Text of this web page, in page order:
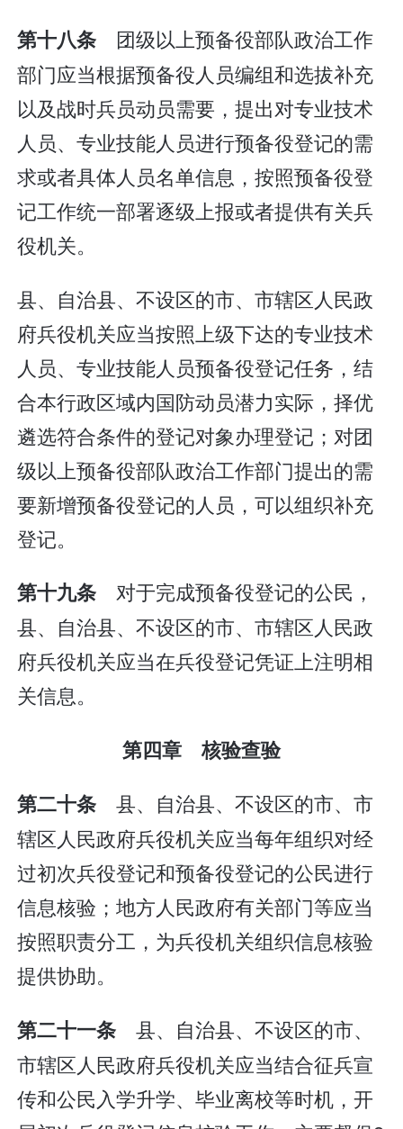
第十八条 团级以上预备役部队政治工作
部门应当根据预备役人员编组和选拔补充
以及战时兵员动员需要，提出对专业技术
人员、专业技能人员进行预备役登记的需
求或者具体人员名单信息，按照预备役登
记工作统一部署逐级上报或者提供有关兵
役机关。
县、自治县、不设区的市、市辖区人民政
府兵役机关应当按照上级下达的专业技术
人员、专业技能人员预备役登记任务，结
合本行政区域内国防动员潜力实际，择优
遴选符合条件的登记对象办理登记；对团
级以上预备役部队政治工作部门提出的需
要新增预备役登记的人员，可以组织补充
登记。
第十九条对于完成预备役登记的公民，
县、自治县、不设区的市、市辖区人民政
府兵役机关应当在兵役登记凭证上注明相
关信息。
第四章 核验查验
第二十条 县、自治县、不设区的市、市
辖区人民政府兵役机关应当每年组织对经
过初次兵役登记和预备役登记的公民进行
信息核验；地方人民政府有关部门等应当
按照职责分工，为兵役机关组织信息核验
提供协助。
第二十一条 县、自治县、不设区的市、
市辖区人民政府兵役机关应当结合征兵宣
传和公民入学升学、毕业离校等时机，开